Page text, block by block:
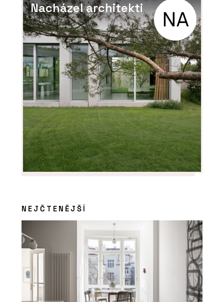
Nacházel architekti
NEJČTENĚJŠÍ